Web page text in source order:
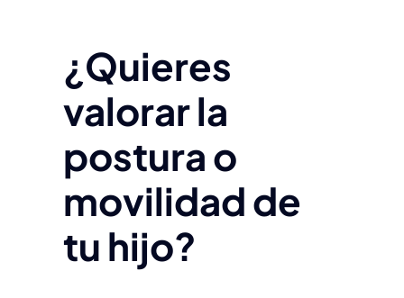
¿Quieres
valorar la
postura o
movilidad de
tu hijo?